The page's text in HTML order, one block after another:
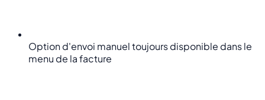
Option d'envoi manuel toujours disponible dans le
menu de la facture